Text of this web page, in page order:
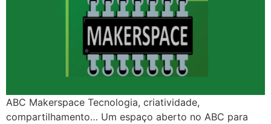
ABC Makerspace Tecnologia, criatividade,
compartilhamento… Um espaço aberto no ABC para